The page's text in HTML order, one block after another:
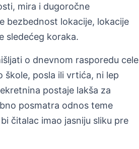
mira i dugoročne
bezbednost lokacije, lokacije
sledećeg koraka.
o dnevnom rasporedu cele
škole, posla ili vrtića, ni lep
postaje lakša za
posmatra odnos teme
čitalac imao jasniju sliku pre